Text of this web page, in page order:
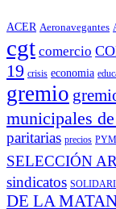
ACER Aeronavegantes
cgt comercio
19 crisis economia
gremio
municipales
paritarias precios
SELECCIÓN
sindicatos
DE LA